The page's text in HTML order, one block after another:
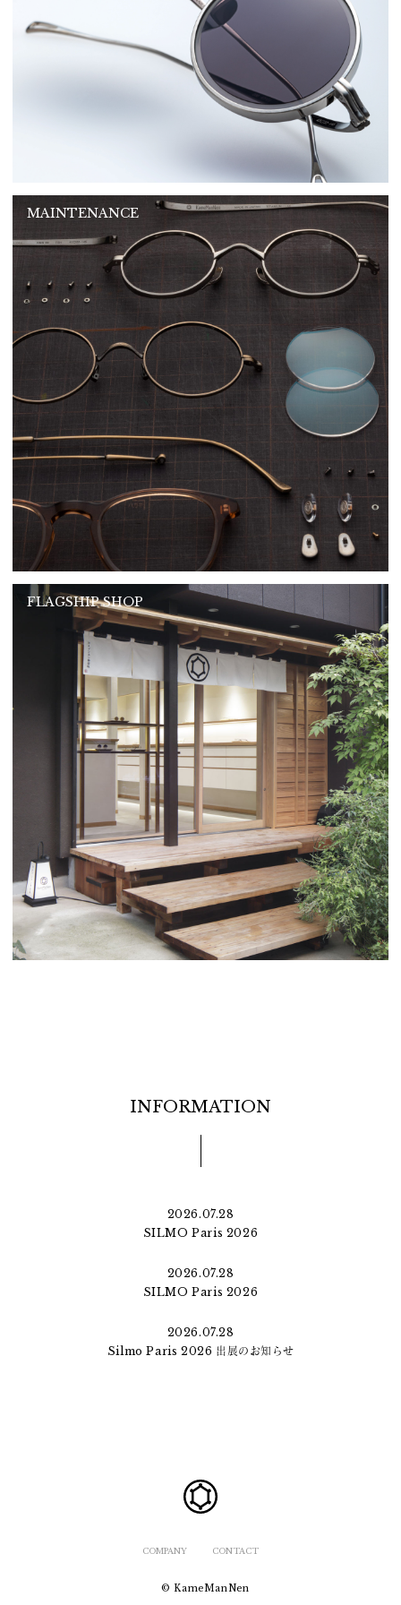
MAINTENANCE
FLAGSHIP SHOP
INFORMATION
2026.07.28
SILMO Paris 2026
2026.07.28
SILMO Paris 2026
2026.07.28
Silmo Paris 2026 出展のお知らせ
COMPANY CONTACT
© KameManNen